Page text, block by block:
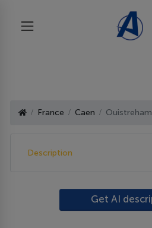
France Caen Ouistreham
Description
Get AI